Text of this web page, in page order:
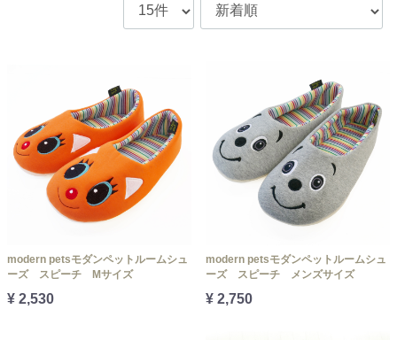
modern petsモダンペットルームシュ
ーズ スピーチ Mサイズ
¥ 2,530
modern petsモダンペットルームシュ
ーズ スピーチ メンズサイズ
¥ 2,750